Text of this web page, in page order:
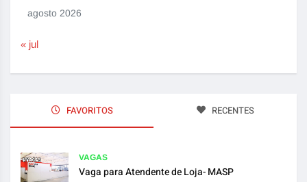
agosto 2026
« jul
FAVORITOS RECENTES
VAGAS
Vaga para Atendente de Loja- MASP